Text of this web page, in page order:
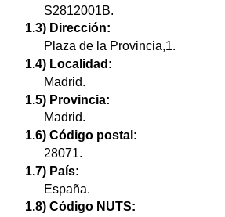
S2812001B.
1.3) Dirección:
Plaza de la Provincia,1.
1.4) Localidad:
Madrid.
1.5) Provincia:
Madrid.
1.6) Código postal:
28071.
1.7) País:
España.
1.8) Código NUTS: